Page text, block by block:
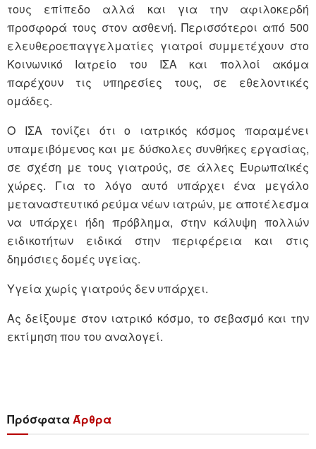
τους επίπεδο αλλά και για την αφιλοκερδή
προσφορά τους στον ασθενή. Περισσότεροι από 500
ελευθεροεπαγγελματίες γιατροί συμμετέχουν στο
Κοινωνικό Ιατρείο του ΙΣΑ και πολλοί ακόμα
παρέχουν τις υπηρεσίες τους, σε εθελοντικές
ομάδες.
Ο ΙΣΑ τονίζει ότι ο ιατρικός κόσμος παραμένει
υπαμειβόμενος και με δύσκολες συνθήκες εργασίας,
σε σχέση με τους γιατρούς, σε άλλες Ευρωπαϊκές
χώρες. Για το λόγο αυτό υπάρχει ένα μεγάλο
μεταναστευτικό ρεύμα νέων ιατρών, με αποτέλεσμα
να υπάρχει ήδη πρόβλημα, στην κάλυψη πολλών
ειδικοτήτων ειδικά στην περιφέρεια και στις
δημόσιες δομές υγείας.
Υγεία χωρίς γιατρούς δεν υπάρχει.
Ας δείξουμε στον ιατρικό κόσμο, το σεβασμό και την
εκτίμηση που του αναλογεί.
ΠρόσφαταΆρθρα